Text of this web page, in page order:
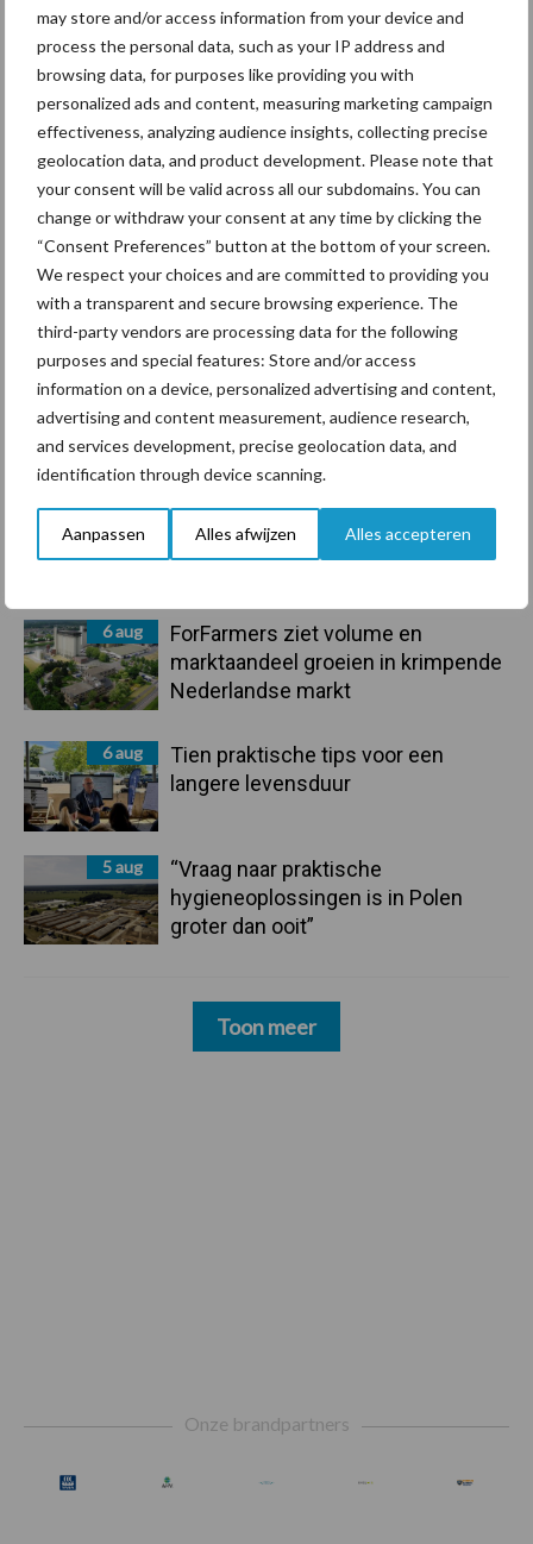
may store and/or access information from your device and
process the personal data, such as your IP address and
browsing data, for purposes like providing you with
personalized ads and content, measuring marketing campaign
effectiveness, analyzing audience insights, collecting precise
geolocation data, and product development. Please note that
your consent will be valid across all our subdomains. You can
change or withdraw your consent at any time by clicking the
“Consent Preferences” button at the bottom of your screen.
We respect your choices and are committed to providing you
with a transparent and secure browsing experience. The
third-party vendors are processing data for the following
purposes and special features: Store and/or access
information on a device, personalized advertising and content,
advertising and content measurement, audience research,
and services development, precise geolocation data, and
identification through device scanning.
Aanpassen Alles afwijzen Alles accepteren
Primaire
Sidebar
Recent nieuws Partner nieuws
7 aug
Grondstoffenmarkt blijft grillig:
droogte en geopolitiek houden
handel in de greep
7 aug
De speenhuid: een vaak
onderschatte risicofactor voor
6 aug
ForFarmers ziet volume en
marktaandeel groeien in krimpende
Nederlandse markt
6 aug
Tien praktische tips voor een
langere levensduur
5 aug
“Vraag naar praktische
hygieneoplossingen is in Polen
groter dan ooit”
Toon meer
Bedrijfsnieuws
Ligbox &
Voerhekken
Toon meer
Onze brandpartners